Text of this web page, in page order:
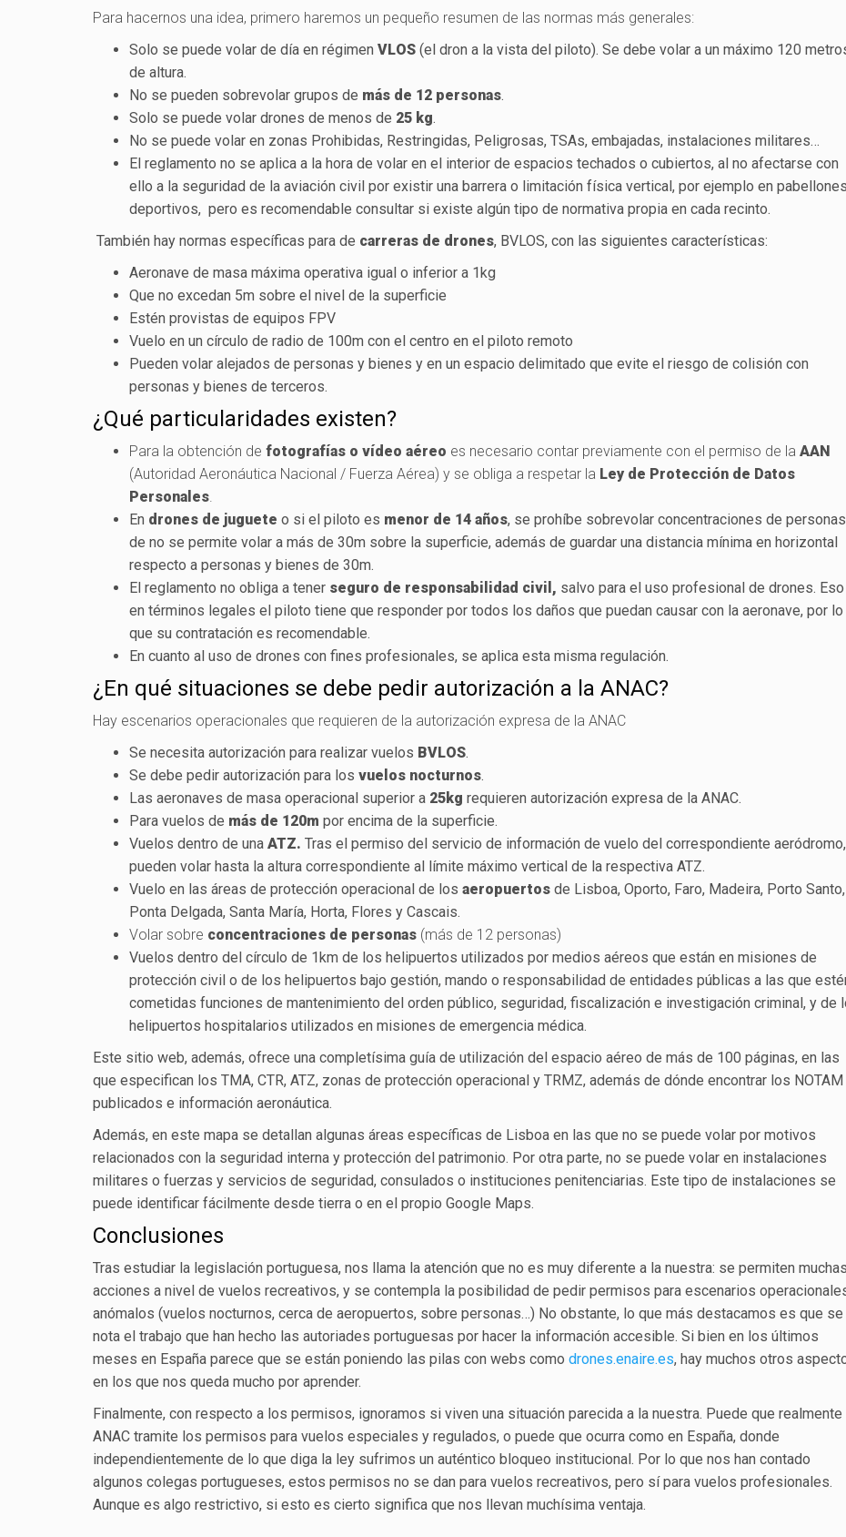
Para hacernos una idea, primero haremos un pequeño resumen de las normas más generales:
Solo se puede volar de día en régimen VLOS (el dron a la vista del piloto). Se debe volar a un máximo 120
de altura.
No se pueden sobrevolar grupos de más de 12 personas.
Solo se puede volar drones de menos de 25 kg.
No se puede volar en zonas Prohibidas, Restringidas, Peligrosas, TSAs, embajadas, instalaciones militares…
El reglamento no se aplica a la hora de volar en el interior de espacios techados o cubiertos, al no afectarse con
ello a la seguridad de la aviación civil por existir una barrera o limitación física vertical, por ejemplo en pabellones
deportivos, pero es recomendable consultar si existe algún tipo de normativa propia en cada recinto.
También hay normas específicas para de carreras de drones, BVLOS, con las siguientes características:
Aeronave de masa máxima operativa igual o inferior a 1kg
Que no excedan 5m sobre el nivel de la superficie
Estén provistas de equipos FPV
Vuelo en un círculo de radio de 100m con el centro en el piloto remoto
Pueden volar alejados de personas y bienes y en un espacio delimitado que evite el riesgo de colisión con
personas y bienes de terceros.
¿Qué particularidades existen?
Para la obtención de fotografías o vídeo aéreo es necesario contar previamente con el permiso de la AAN
(Autoridad Aeronáutica Nacional / Fuerza Aérea) y se obliga a respetar la Ley de Protección de Datos
Personales.
En drones de juguete o si el piloto es menor de 14 años, se prohíbe sobrevolar concentraciones de
de no se permite volar a más de 30m sobre la superficie, además de guardar una distancia mínima en horizontal
respecto a personas y bienes de 30m.
El reglamento no obliga a tener seguro de responsabilidad civil, salvo para el uso profesional de drones.
en términos legales el piloto tiene que responder por todos los daños que puedan causar con la aeronave, por lo
que su contratación es recomendable.
En cuanto al uso de drones con fines profesionales, se aplica esta misma regulación.
¿En qué situaciones se debe pedir autorización a la ANAC?
Hay escenarios operacionales que requieren de la autorización expresa de la ANAC
Se necesita autorización para realizar vuelos BVLOS.
Se debe pedir autorización para los vuelos nocturnos.
Las aeronaves de masa operacional superior a 25kg requieren autorización expresa de la ANAC.
Para vuelos de más de 120m por encima de la superficie.
Vuelos dentro de una ATZ. Tras el permiso del servicio de información de vuelo del correspondiente aeródromo,
pueden volar hasta la altura correspondiente al límite máximo vertical de la respectiva ATZ.
Vuelo en las áreas de protección operacional de los aeropuertos de Lisboa, Oporto, Faro, Madeira, Porto Santo,
Ponta Delgada, Santa María, Horta, Flores y Cascais.
Volar sobre concentraciones de personas (más de 12 personas)
Vuelos dentro del círculo de 1km de los helipuertos utilizados por medios aéreos que están en misiones de
protección civil o de los helipuertos bajo gestión, mando o responsabilidad de entidades públicas a las que
cometidas funciones de mantenimiento del orden público, seguridad, fiscalización e investigación criminal, y de
helipuertos hospitalarios utilizados en misiones de emergencia médica.
Este sitio web, además, ofrece una completísima guía de utilización del espacio aéreo de más de 100 páginas, en las
que especifican los TMA, CTR, ATZ, zonas de protección operacional y TRMZ, además de dónde encontrar los NOTAM
publicados e información aeronáutica.
Además, en este mapa se detallan algunas áreas específicas de Lisboa en las que no se puede volar por motivos
relacionados con la seguridad interna y protección del patrimonio. Por otra parte, no se puede volar en instalaciones
militares o fuerzas y servicios de seguridad, consulados o instituciones penitenciarias. Este tipo de instalaciones se
puede identificar fácilmente desde tierra o en el propio Google Maps.
Conclusiones
Tras estudiar la legislación portuguesa, nos llama la atención que no es muy diferente a la nuestra: se permiten muchas
acciones a nivel de vuelos recreativos, y se contempla la posibilidad de pedir permisos para escenarios
anómalos (vuelos nocturnos, cerca de aeropuertos, sobre personas…) No obstante, lo que más destacamos es que se
nota el trabajo que han hecho las autoriades portuguesas por hacer la información accesible. Si bien en los últimos
meses en España parece que se están poniendo las pilas con webs como drones.enaire.es, hay muchos otros
en los que nos queda mucho por aprender.
Finalmente, con respecto a los permisos, ignoramos si viven una situación parecida a la nuestra. Puede que realmente
ANAC tramite los permisos para vuelos especiales y regulados, o puede que ocurra como en España, donde
independientemente de lo que diga la ley sufrimos un auténtico bloqueo institucional. Por lo que nos han contado
algunos colegas portugueses, estos permisos no se dan para vuelos recreativos, pero sí para vuelos profesionales.
Aunque es algo restrictivo, si esto es cierto significa que nos llevan muchísima ventaja.